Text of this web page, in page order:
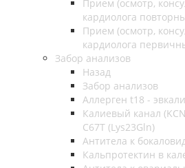
Прием (осмотр,
кардиолога
Прием (осмотр,
кардиолога
Забор анализов
Назад
Забор анализов
Аллерген t18 -
Калиевый канал
C67T (Lys23Gln)
Антитела к
Кальпротектин в